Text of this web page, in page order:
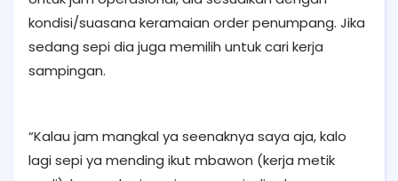
kondisi/suasana keramaian order penumpang. Jika
sedang sepi dia juga memilih untuk cari kerja
sampingan.
“Kalau jam mangkal ya seenaknya saya aja, kalo
lagi sepi ya mending ikut mbawon (kerja metik